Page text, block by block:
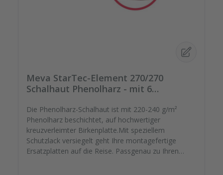
Meva StarTec-Element 270/270
Schalhaut Phenolharz - mit 6
Die Phenolharz-Schalhaut ist mit 220-240 g/m²
Phenolharz beschichtet, auf hochwertiger
kreuzverleimter Birkenplatte.Mit speziellem
Schutzlack versiegelt geht Ihre montagefertige
Ersatzplatten auf die Reise. Passgenau zu Ihren